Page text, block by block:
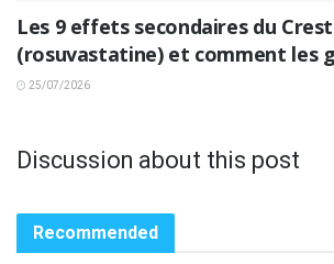
Les 9 effets secondaires du
(rosuvastatine) et comment les
25/07/2026
Discussion about this post
Recommended